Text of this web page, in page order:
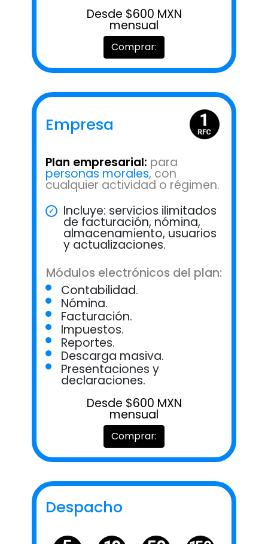
Desde $600 MXN
mensual
Comprar:
Empresa
Plan empresarial: para
personas morales, con
cualquier actividad o régimen.
Incluye: servicios ilimitados
de facturación, nómina,
almacenamiento, usuarios
y actualizaciones.
Módulos electrónicos del plan:
Contabilidad.
Nómina.
Facturación.
Impuestos.
Reportes.
Descarga masiva.
Presentaciones y
declaraciones.
Desde $600 MXN
mensual
Comprar:
Despacho